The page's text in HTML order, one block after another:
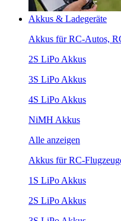
Akkus & Ladegeräte
Akkus für RC-Autos,
2S LiPo Akkus
3S LiPo Akkus
4S LiPo Akkus
NiMH Akkus
Alle anzeigen
Akkus für RC-
1S LiPo Akkus
2S LiPo Akkus